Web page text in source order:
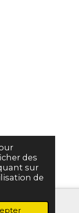
des
sur
de